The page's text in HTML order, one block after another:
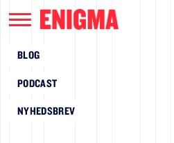
BLOG
PODCAST
NYHEDSBREV